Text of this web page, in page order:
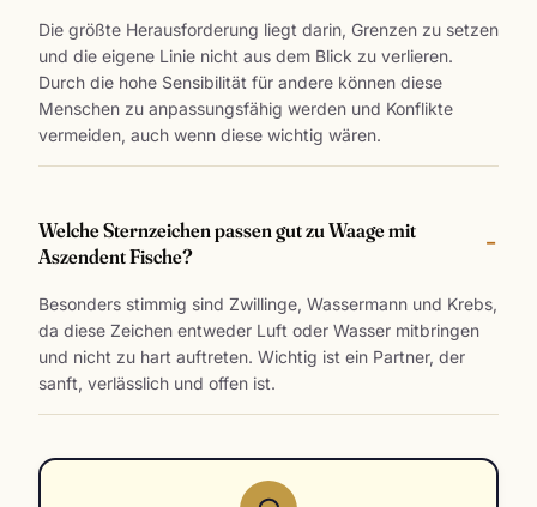
Die größte Herausforderung liegt darin, Grenzen zu setzen
und die eigene Linie nicht aus dem Blick zu verlieren.
Durch die hohe Sensibilität für andere können diese
Menschen zu anpassungsfähig werden und Konflikte
vermeiden, auch wenn diese wichtig wären.
Welche Sternzeichen passen gut zu Waage mit
Aszendent Fische?
Besonders stimmig sind Zwillinge, Wassermann und Krebs,
da diese Zeichen entweder Luft oder Wasser mitbringen
und nicht zu hart auftreten. Wichtig ist ein Partner, der
sanft, verlässlich und offen ist.